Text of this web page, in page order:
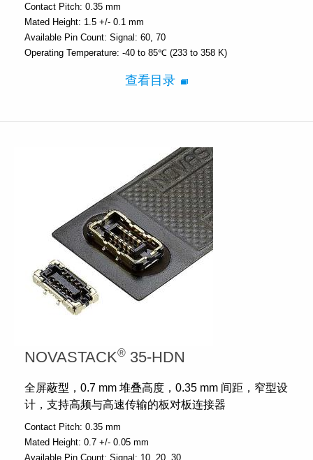
Contact Pitch: 0.35 mm
Mated Height: 1.5 +/- 0.1 mm
Available Pin Count: Signal: 60, 70
Operating Temperature: -40 to 85℃ (233 to 358 K)
查看目录
NOVASTACK® 35-HDN
全屏蔽型，0.7 mm 堆叠高度，0.35 mm 间距，窄型设
计，支持高频与高速传输的板对板连接器
Contact Pitch: 0.35 mm
Mated Height: 0.7 +/- 0.05 mm
Available Pin Count: Signal: 10, 20, 30